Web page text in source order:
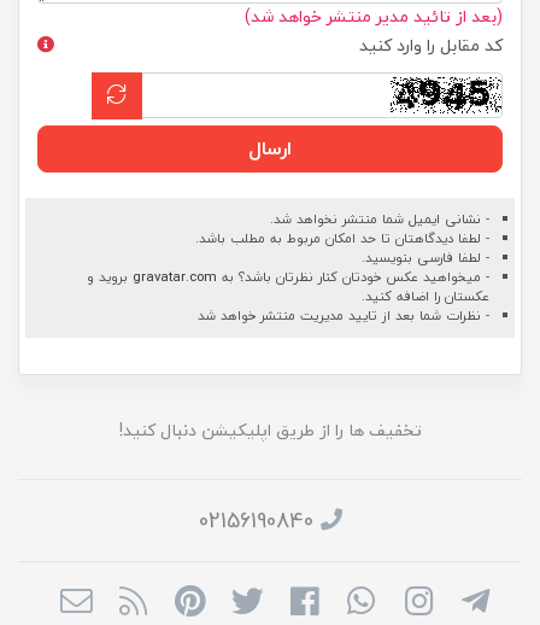
(بعد از تائید مدیر منتشر خواهد شد)
کد مقابل را وارد کنید
ارسال
- نشانی ایمیل شما منتشر نخواهد شد.
- لطفا دیدگاهتان تا حد امکان مربوط به مطلب باشد.
- لطفا فارسی بنویسید.
- میخواهید عکس خودتان کنار نظرتان باشد؟ به gravatar.com بروید و
عکستان را اضافه کنید.
- نظرات شما بعد از تایید مدیریت منتشر خواهد شد
تخفیف ها را از طریق اپلیکیشن دنبال کنید!
02156190840